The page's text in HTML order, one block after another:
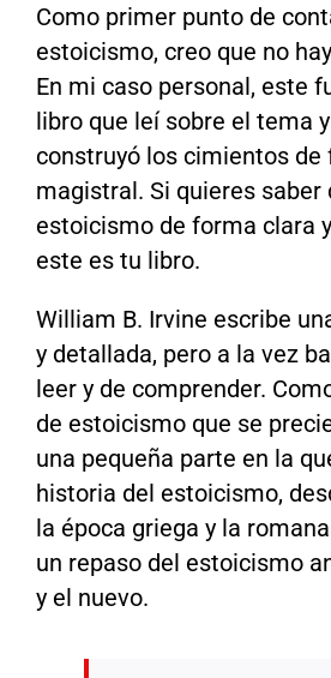
Como primer punto de
estoicismo, creo que no
En mi caso personal, este
libro que leí sobre el tema
construyó los cimientos de
magistral. Si quieres saber
estoicismo de forma clara
este es tu libro.
William B. Irvine escribe
y detallada, pero a la vez
leer y de comprender.
de estoicismo que se
una pequeña parte en la
historia del estoicismo,
la época griega y la
un repaso del estoicismo
y el nuevo.